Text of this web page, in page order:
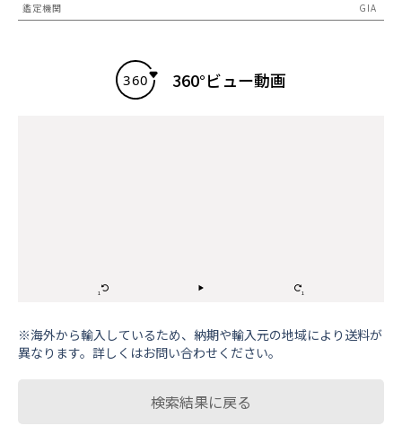
鑑定機関 GIA
360°ビュー動画
※海外から輸⼊しているため、納期や輸⼊元の地域により送料が
異なります。詳しくはお問い合わせください。
検索結果に戻る